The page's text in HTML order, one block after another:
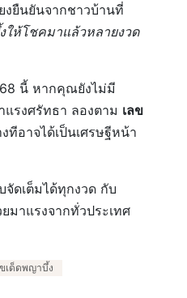
งยืนยันจากชาวบ้านที่
ให้โชคมาแล้วหลายงวด
นี้ หากคุณยังไม่มี
รงศรัทธา ลองตาม เลข
ทีอาจได้เป็นเศรษฐีหน้า
จัดเต็มได้ทุกงวด กับ
มาแรงจากทั่วประเทศ
ขเด็ดพญาบึ้ง